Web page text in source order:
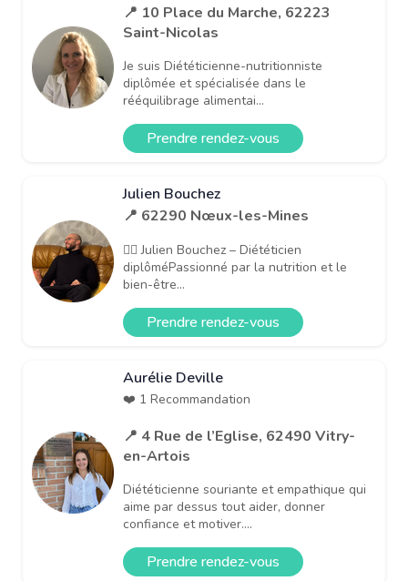
📍 10 Place du Marche, 62223
Saint-Nicolas
Je suis Diététicienne-nutritionniste
diplômée et spécialisée dans le
rééquilibrage alimentai...
Prendre rendez-vous
Julien Bouchez
📍 62290 Nœux-les-Mines
👨‍⚕️ Julien Bouchez – Diététicien
diplôméPassionné par la nutrition et le
bien-être...
Prendre rendez-vous
Aurélie Deville
❤️ 1 Recommandation
📍 4 Rue de l’Eglise, 62490 Vitry-
en-Artois
Diététicienne souriante et empathique qui
aime par dessus tout aider, donner
confiance et motiver....
Prendre rendez-vous